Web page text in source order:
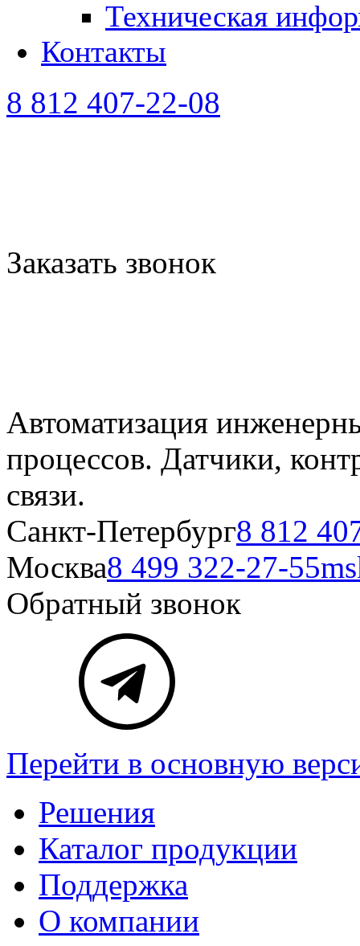
Техническая
Контакты
8 812 407-22-08
Заказать звонок
Автоматизация
процессов. Датчики,
связи.
Санкт-Петербург8 812
Москва8 499 322-27-55
Обратный звонок
Перейти в основную
Решения
Каталог продукции
Поддержка
О компании